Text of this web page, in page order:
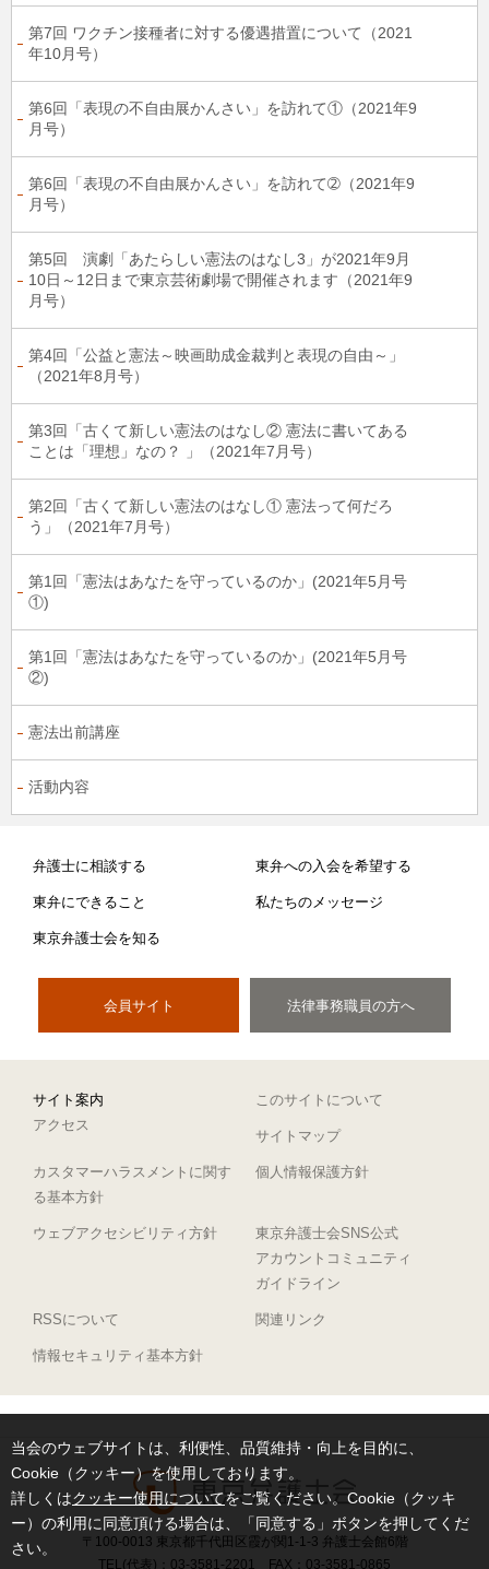
第7回 ワクチン接種者に対する優遇措置について（2021
年10月号）
第6回「表現の不自由展かんさい」を訪れて①（2021年9
月号）
第6回「表現の不自由展かんさい」を訪れて➁（2021年9
月号）
第5回 演劇「あたらしい憲法のはなし3」が2021年9月
10日～12日まで東京芸術劇場で開催されます（2021年9
月号）
第4回「公益と憲法～映画助成金裁判と表現の自由～」
（2021年8月号）
第3回「古くて新しい憲法のはなし② 憲法に書いてある
ことは「理想」なの？ 」（2021年7月号）
第2回「古くて新しい憲法のはなし① 憲法って何だろ
う」（2021年7月号）
第1回「憲法はあなたを守っているのか」(2021年5月号
①)
第1回「憲法はあなたを守っているのか」(2021年5月号
②)
憲法出前講座
活動内容
当会のウェブサイトは、利便性、品質維持・向上を目的に、
Cookie（クッキー）を使用しております。
詳しくはクッキー使用についてをご覧ください。Cookie（クッキ
ー）の利用に同意頂ける場合は、「同意する」ボタンを押してくだ
さい。
弁護士に相談する 東弁への入会を希望する
東弁にできること 私たちのメッセージ
東京弁護士会を知る
会員サイト 法律事務職員の方へ
サイト案内
このサイトについて
アクセス
サイトマップ
カスタマーハラスメントに関す
る基本方針
個人情報保護方針
ウェブアクセシビリティ方針
東京弁護士会SNS公式
アカウントコミュニティ
ガイドライン
RSSについて 関連リンク
情報セキュリティ基本方針
〒100-0013 東京都千代田区霞が関1-1-3 弁護士会館6階
TEL(代表)：03-3581-2201 FAX：03-3581-0865